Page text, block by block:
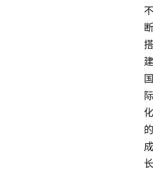
不
断
搭
建
国
际
化
的
成
长